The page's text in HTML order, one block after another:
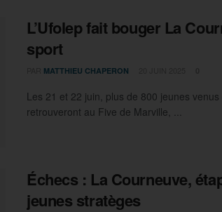
L’Ufolep fait bouger La
sport
MATTHIEU CHAPERON
Les 21 et 22 juin, plus de 800 jeunes
retrouveront au Five de Marville, ...
Échecs : La Courneuve,
jeunes stratèges